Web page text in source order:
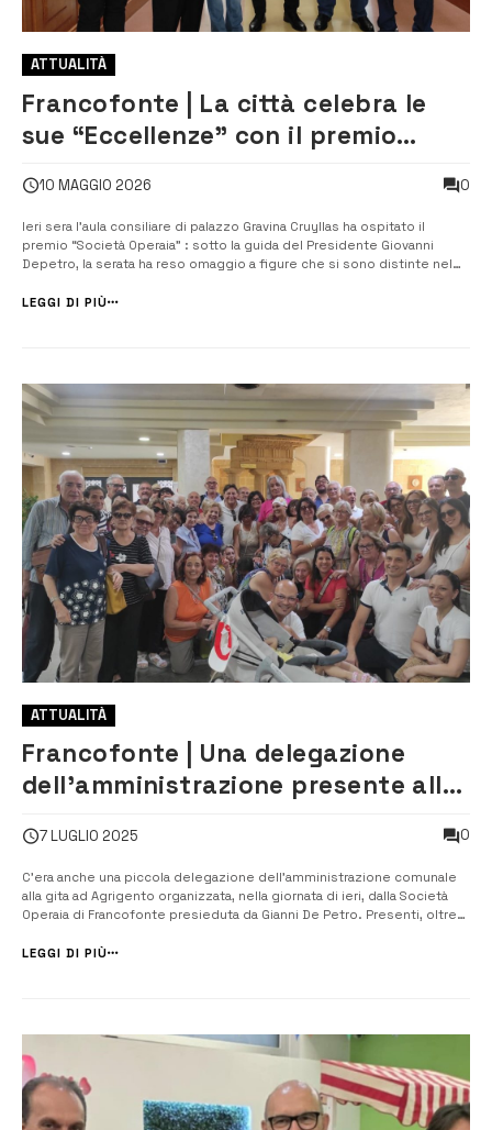
ATTUALITÀ
Francofonte | La città celebra le
sue “Eccellenze” con il premio
10 MAGGIO 2026 0
Ieri sera l’aula consiliare di palazzo Gravina Cruyllas ha ospitato il
premio “Società Operaia” : sotto la guida del Presidente Giovanni
Depetro, la serata ha reso omaggio a figure che si sono distinte nel
portando lustro al territorio. A introdurre la serata è stato il [&hell...
LEGGI DI PIÙ
ATTUALITÀ
Francofonte | Una delegazione
dell’amministrazione presente alla
Operaia
7 LUGLIO 2025 0
C’era anche una piccola delegazione dell’amministrazione comunale
alla gita ad Agrigento organizzata, nella giornata di ieri, dalla Società
Operaia di Francofonte presieduta da Gianni De Petro. Presenti, oltre
Floreana Schepis e la dirigente del VII settore, avv. Giusy Tuzza. “A...
LEGGI DI PIÙ